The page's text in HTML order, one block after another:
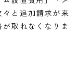
と追加請求が来
取れなくなりま